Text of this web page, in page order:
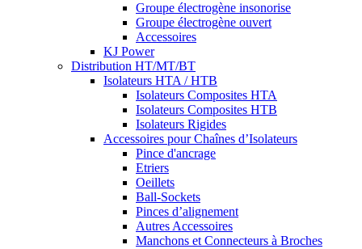
Groupe électrogène insonorise
Groupe électrogène ouvert
Accessoires
KJ Power
Distribution HT/MT/BT
Isolateurs HTA / HTB
Isolateurs Composites HTA
Isolateurs Composites HTB
Isolateurs Rigides
Accessoires pour Chaînes d’Isolateurs
Pince d'ancrage
Etriers
Oeillets
Ball-Sockets
Pinces d’alignement
Autres Accessoires
Manchons et Connecteurs à Broches